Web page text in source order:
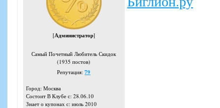
[Администратор]
Самый Почетный Любитель Скидок
(1935 постов)
Репутация:79
Город: Москва
Состоит В Клубе с: 28.06.10
Знает о купонах с: июль 2010